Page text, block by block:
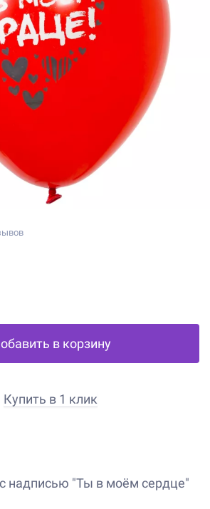
в корзину
Купить в 1 клик
надписью "Ты в моём сердце"